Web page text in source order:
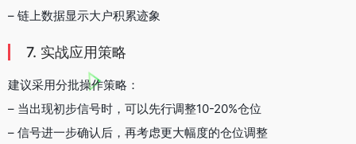
– 链上数据显示大户积累迹象
7. 实战应用策略
建议采用分批操作策略：
– 当出现初步信号时，可以先行调整10-20%仓位
– 信号进一步确认后，再考虑更大幅度的仓位调整